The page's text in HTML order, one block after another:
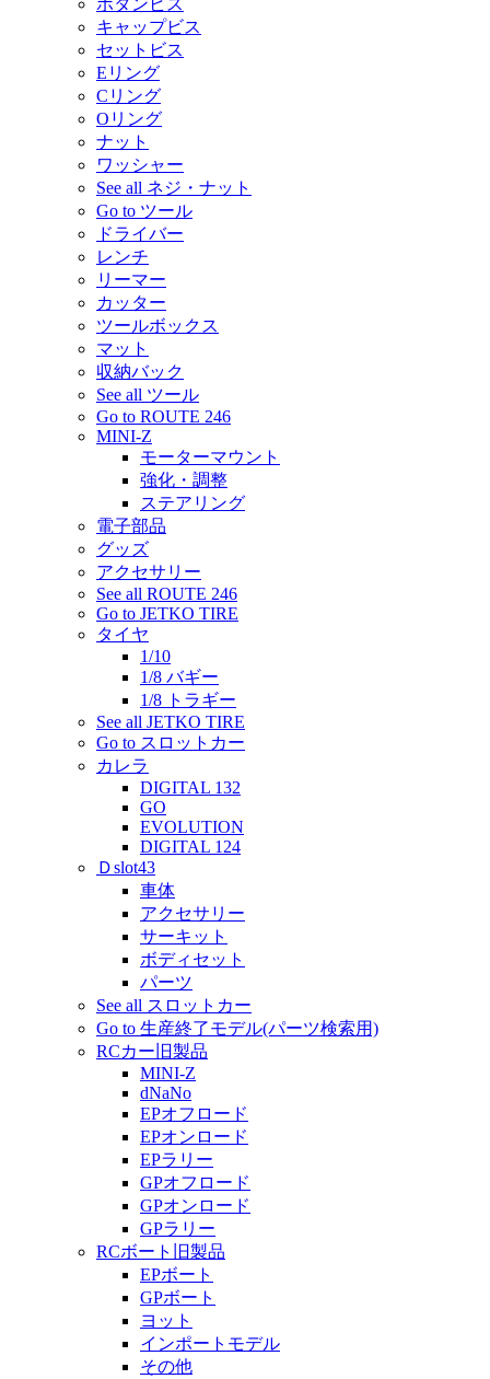
ボタンビス
キャップビス
セットビス
Eリング
Cリング
Oリング
ナット
ワッシャー
See all ネジ・ナット
Go to ツール
ドライバー
レンチ
リーマー
カッター
ツールボックス
マット
収納バック
See all ツール
Go to ROUTE 246
MINI-Z
モーターマウント
強化・調整
ステアリング
電子部品
グッズ
アクセサリー
See all ROUTE 246
Go to JETKO TIRE
タイヤ
1/10
1/8 バギー
1/8 トラギー
See all JETKO TIRE
Go to スロットカー
カレラ
DIGITAL 132
GO
EVOLUTION
DIGITAL 124
Ｄslot43
車体
アクセサリー
サーキット
ボディセット
パーツ
See all スロットカー
Go to 生産終了モデル(パーツ検索用)
RCカー旧製品
MINI-Z
dNaNo
EPオフロード
EPオンロード
EPラリー
GPオフロード
GPオンロード
GPラリー
RCボート旧製品
EPボート
GPボート
ヨット
インポートモデル
その他